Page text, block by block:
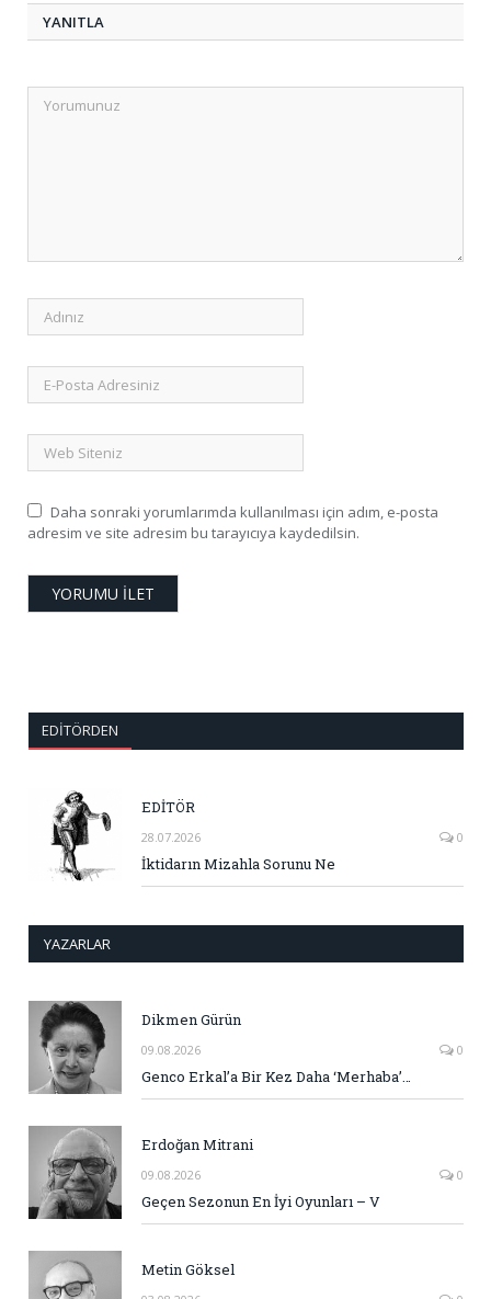
YANITLA
Daha sonraki yorumlarımda kullanılması için adım, e-posta
adresim ve site adresim bu tarayıcıya kaydedilsin.
EDITÖRDEN
EDİTÖR
28.07.2026 0
İktidarın Mizahla Sorunu Ne
YAZARLAR
Dikmen Gürün
09.08.2026 0
Genco Erkal’a Bir Kez Daha ‘Merhaba’…
Erdoğan Mitrani
09.08.2026 0
Geçen Sezonun En İyi Oyunları – V
Metin Göksel